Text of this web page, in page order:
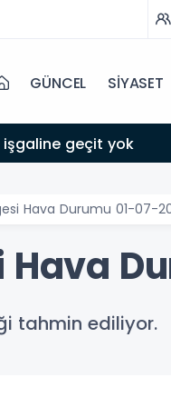
GÜNCEL SİYASET
işgaline geçit yok
Hava Durumu 01-07-
Hava
tahmin ediliyor.